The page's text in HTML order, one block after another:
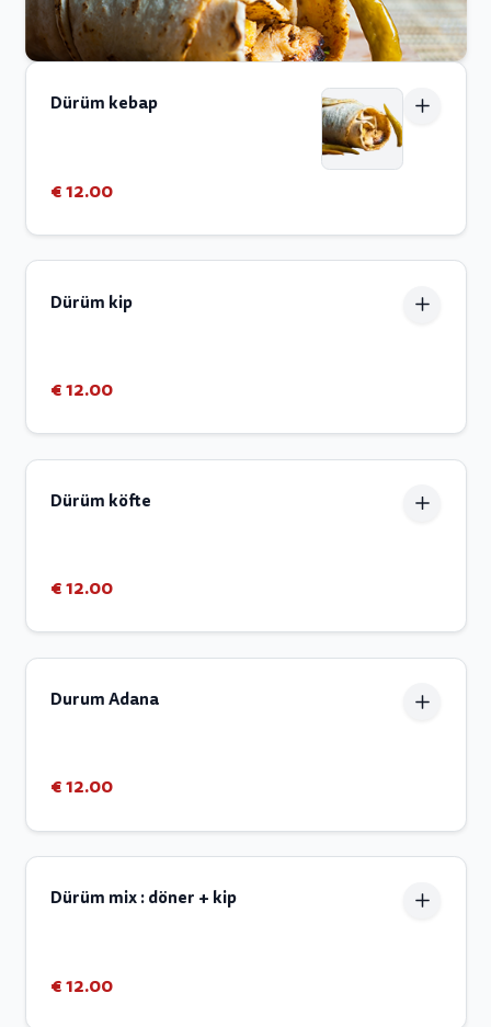
Dürüm kebap
€ 12.00
Dürüm kip
€ 12.00
Dürüm köfte
€ 12.00
Durum Adana
€ 12.00
Dürüm mix : döner + kip
€ 12.00